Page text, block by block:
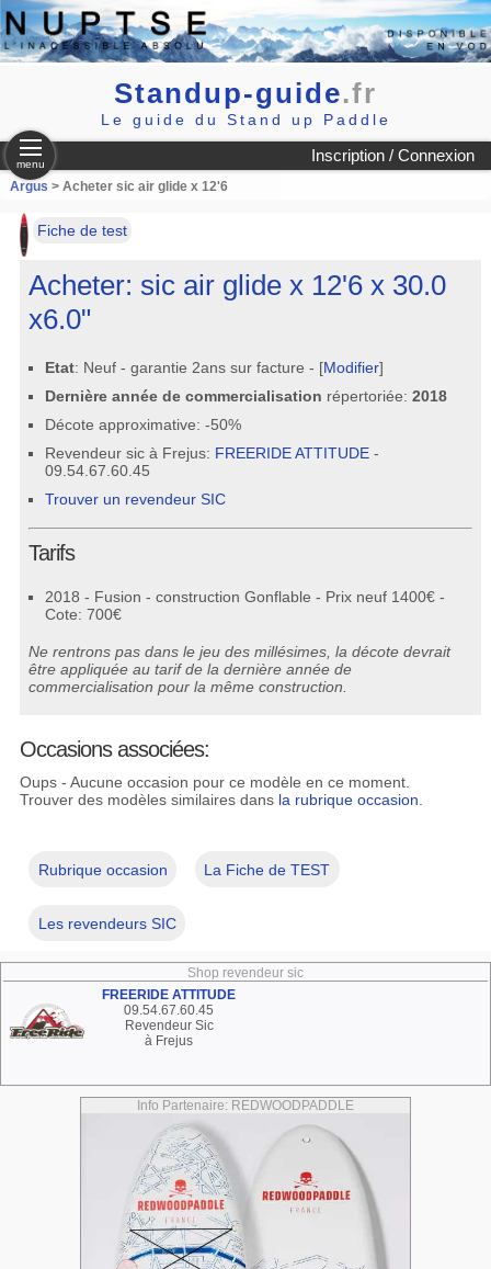
Standup-guide.fr
Le guide du Stand up Paddle
Inscription / Connexion
menu
Argus > Acheter sic air glide x 12'6
Fiche de test
Acheter: sic air glide x 12'6 x 30.0
x6.0"
Etat: Neuf - garantie 2ans sur facture - [Modifier]
Dernière année de commercialisation répertoriée:2018
Décote approximative: -50%
Revendeur sic à Frejus: FREERIDE ATTITUDE -
09.54.67.60.45
Trouver un revendeur SIC
Tarifs
2018 - Fusion - construction Gonflable - Prix neuf 1400€ -
Cote: 700€
Ne rentrons pas dans le jeu des millésimes, la décote devrait
être appliquée au tarif de la dernière année de
commercialisation pour la même construction.
Occasions associées:
Oups - Aucune occasion pour ce modèle en ce moment.
Trouver des modèles similaires dans la rubrique occasion.
Rubrique occasion La Fiche de TEST
Les revendeurs SIC
Shop revendeur sic
FREERIDE ATTITUDE
09.54.67.60.45
Revendeur Sic
à Frejus
Info Partenaire: REDWOODPADDLE